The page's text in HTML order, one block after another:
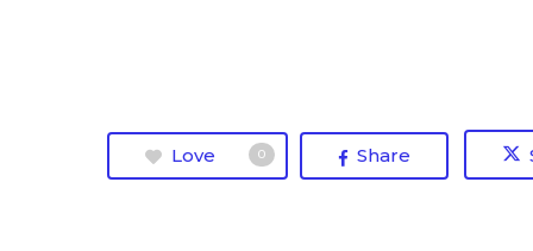
Love 0 Share